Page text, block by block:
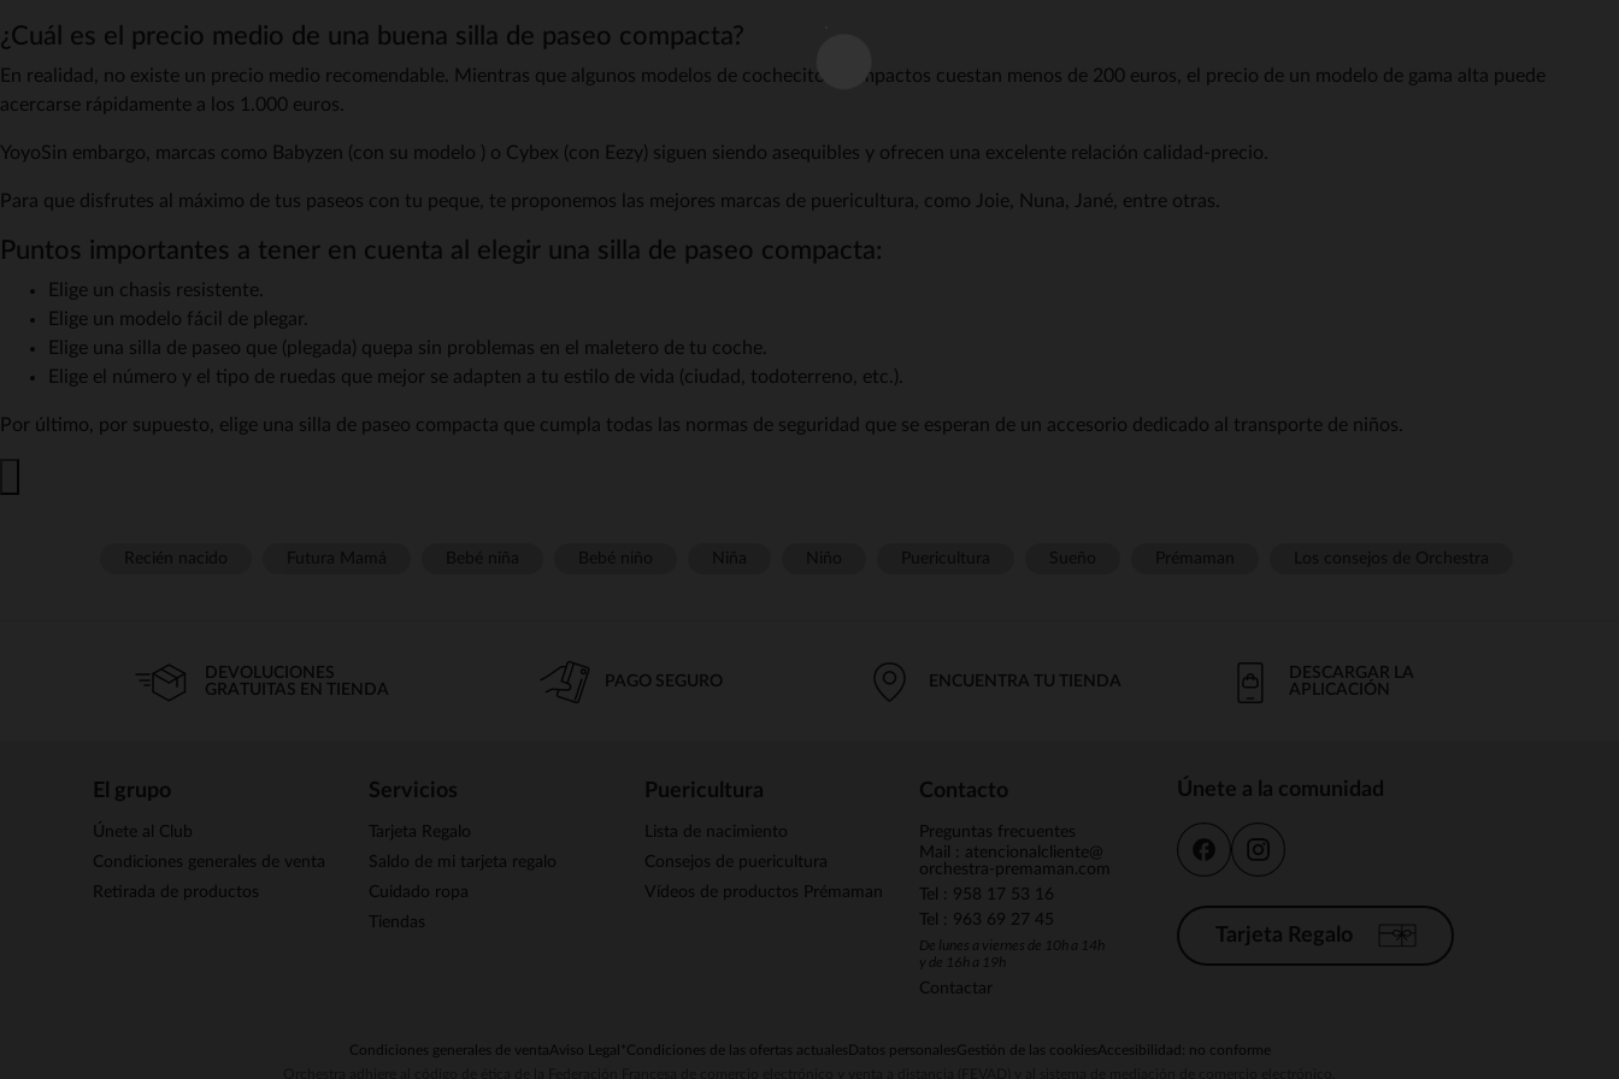
¿Cuál es el precio medio de una buena silla de paseo compacta?
En realidad, no existe un precio medio recomendable. Mientras que algunos modelos de cochecitos compactos cuestan menos de 200 euros, el precio de un modelo de gama alta puede
acercarse rápidamente a los 1.000 euros.
YoyoSin embargo, marcas como Babyzen (con su modelo ) o Cybex (con Eezy) siguen siendo asequibles y ofrecen una excelente relación calidad-precio.
Para que disfrutes al máximo de tus paseos con tu peque, te proponemos las mejores marcas de puericultura, como Joie, Nuna, Jané, entre otras.
Puntos importantes a tener en cuenta al elegir una silla de paseo compacta:
Elige un chasis resistente.
Elige un modelo fácil de plegar.
Elige una silla de paseo que (plegada) quepa sin problemas en el maletero de tu coche.
Elige el número y el tipo de ruedas que mejor se adapten a tu estilo de vida (ciudad, todoterreno, etc.).
Por último, por supuesto, elige una silla de paseo compacta que cumpla todas las normas de seguridad que se esperan de un accesorio dedicado al transporte de niños.
DEVOLUCIONES
GRATUITAS EN TIENDA
PAGO SEGURO ENCUENTRA TU TIENDA
DESCARGAR LA
APLICACIÓN
El grupo
Únete al Club
Condiciones generales de venta
Retirada de productos
Servicios
Tarjeta Regalo
Saldo de mi tarjeta regalo
Cuidado ropa
Tiendas
Puericultura
Lista de nacimiento
Consejos de puericultura
Vídeos de productos Prémaman
Contacto
Preguntas frecuentes
Mail : atencionalcliente@
orchestra-premaman.com
Tel : 958 17 53 16
Tel : 963 69 27 45
De lunes a viernes de 10h a 14h
y de 16h a 19h
Contactar
Únete a la comunidad
Tarjeta Regalo
Condiciones generales de ventaAviso Legal *Condiciones de las ofertas actuales Datos personalesGestión de las cookiesAccesibilidad: no conforme